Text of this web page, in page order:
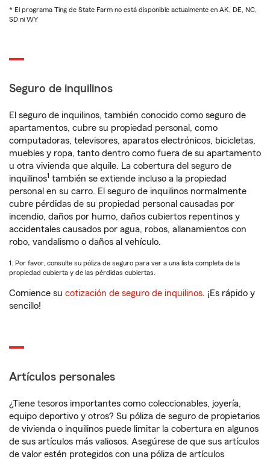
* El programa Ting de State Farm no está disponible actualmente en AK, DE, NC,
SD ni WY
Seguro de inquilinos
El seguro de inquilinos, también conocido como seguro de
apartamentos, cubre su propiedad personal, como
computadoras, televisores, aparatos electrónicos, bicicletas,
muebles y ropa, tanto dentro como fuera de su apartamento
u otra vivienda que alquile. La cobertura del seguro de
inquilinos1 también se extiende incluso a la propiedad
personal en su carro. El seguro de inquilinos normalmente
cubre pérdidas de su propiedad personal causadas por
incendio, daños por humo, daños cubiertos repentinos y
accidentales causados por agua, robos, allanamientos con
robo, vandalismo o daños al vehículo.
1. Por favor, consulte su póliza de seguro para ver a una lista completa de la
propiedad cubierta y de las pérdidas cubiertas.
Comience su cotización de seguro de inquilinos. ¡Es rápido y
sencillo!
Artículos personales
¿Tiene tesoros importantes como coleccionables, joyería,
equipo deportivo y otros? Su póliza de seguro de propietarios
de vivienda o inquilinos puede limitar la cobertura en algunos
de sus artículos más valiosos. Asegúrese de que sus artículos
de valor estén protegidos con una póliza de artículos